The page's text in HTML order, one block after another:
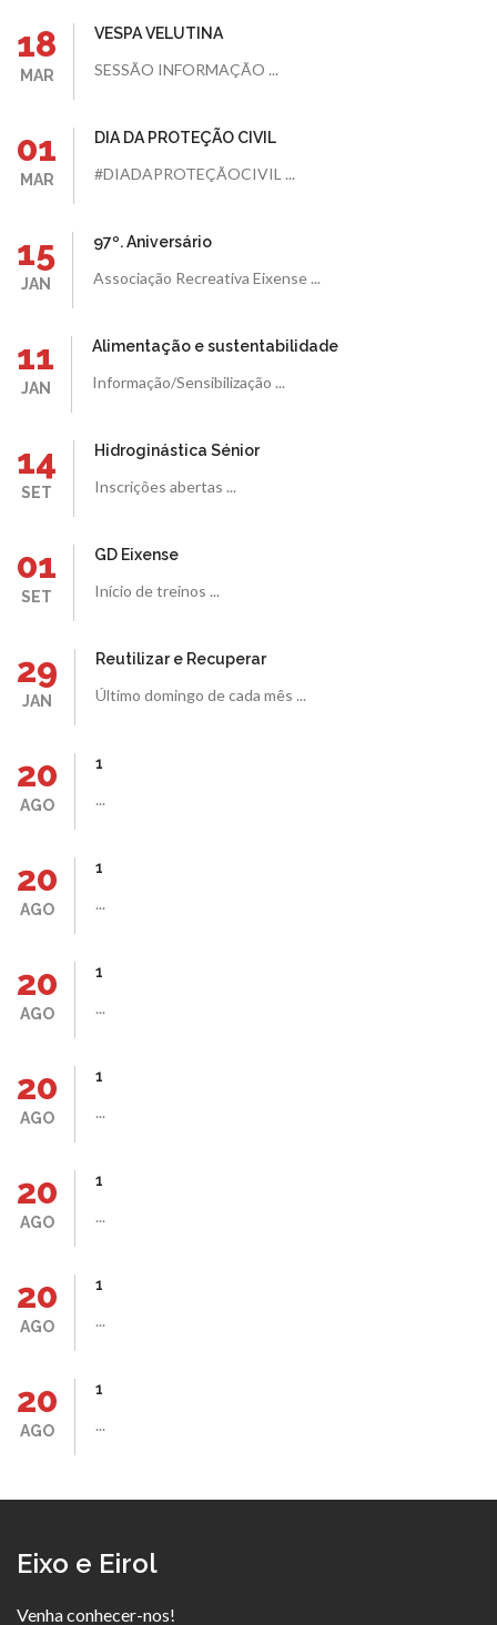
18
MAR
VESPA VELUTINA
SESSÃO INFORMAÇÃO ...
01
MAR
DIA DA PROTEÇÃO CIVIL
#DIADAPROTEÇÃOCIVIL ...
15
JAN
97º. Aniversário
Associação Recreativa Eixense ...
11
JAN
Alimentação e sustentabilidade
Informação/Sensibilização ...
14
SET
Hidroginástica Sénior
Inscrições abertas ...
01
SET
GD Eixense
Início de treinos ...
29
JAN
Reutilizar e Recuperar
Último domingo de cada mês ...
20
AGO
1
...
20
AGO
1
...
20
AGO
1
...
20
AGO
1
...
20
AGO
1
...
20
AGO
1
...
20
AGO
1
...
Eixo e Eirol
Venha conhecer-nos!